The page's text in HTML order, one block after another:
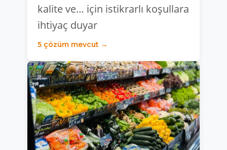
kalite ve… için istikrarlı koşullara
ihtiyaç duyar
5 çözüm mevcut →